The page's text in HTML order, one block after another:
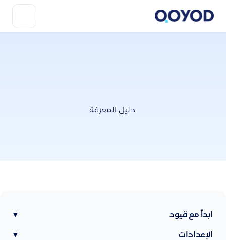
دليل المعرفة
ابدأ مع قيود ▾
الإعدادات ▾